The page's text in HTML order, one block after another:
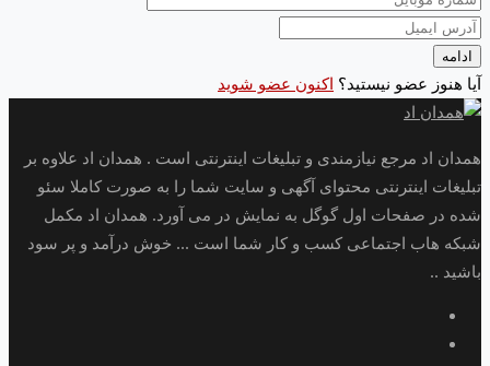
ادامه
آیا هنوز عضو نیستید؟ اکنون عضو شوید
همدان اد مرجع نیازمندی و تبلیغات اینترنتی است . همدان اد علاوه بر
تبلیغات اینترنتی محتوای آگهی و سایت شما را به صورت کاملا سئو
شده در صفحات اول گوگل به نمایش در می آورد. همدان اد مکمل
شبکه هاب اجتماعی کسب و کار شما است ... خوش درآمد و پر سود
باشید ..